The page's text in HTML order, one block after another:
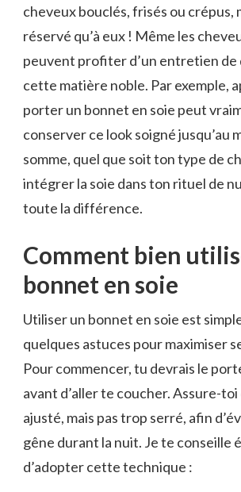
cheveux bouclés, frisés ou crépus,
réservé qu’à eux ! Même les
peuvent profiter d’un entretien de
cette matière noble. Par exemple,
porter un bonnet en soie peut
conserver ce look soigné jusqu’au
somme, quel que soit ton type de
intégrer la soie dans ton rituel de
toute la différence.
Comment bien
bonnet en soie
Utiliser un bonnet en soie est
quelques astuces pour maximiser
Pour commencer, tu devrais le
avant d’aller te coucher. Assure-toi
ajusté, mais pas trop serré, afin
gêne durant la nuit. Je te conseille
d’adopter cette technique :